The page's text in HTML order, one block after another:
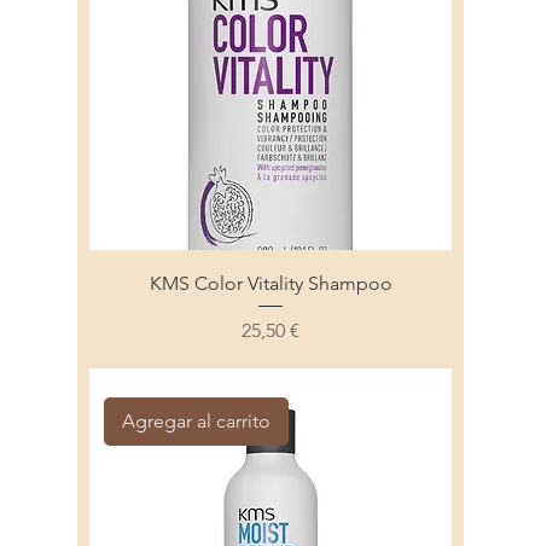
KMS Color Vitality Shampoo
Precio
25,50 €
Agregar al carrito